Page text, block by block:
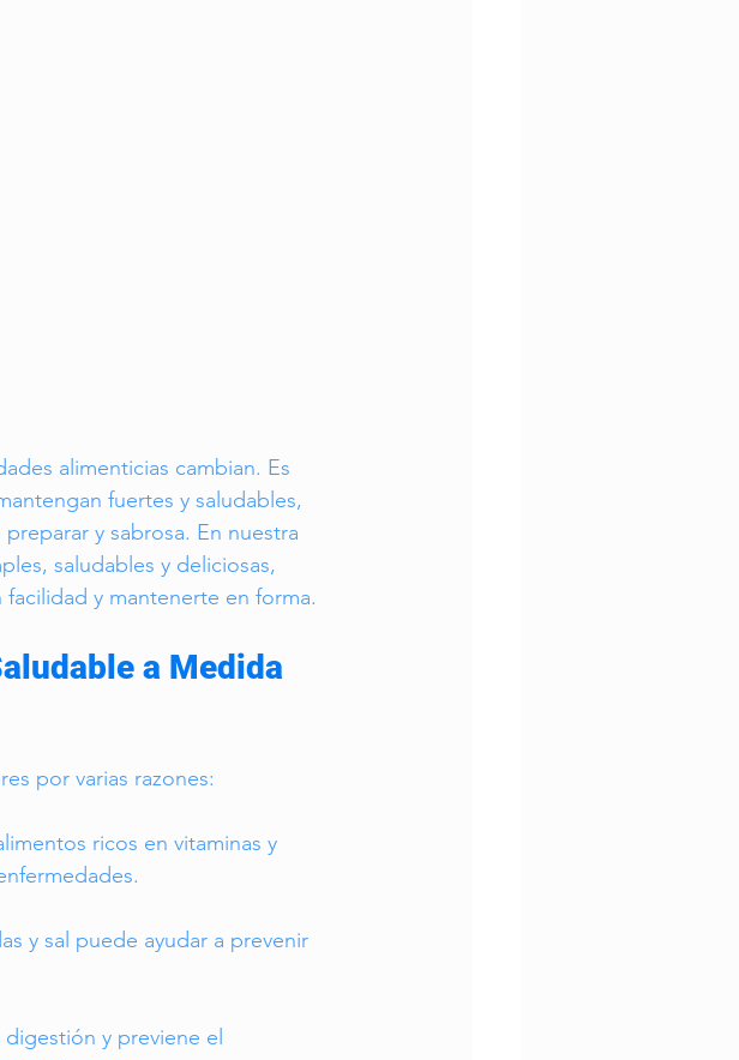
alimenticias cambian. Es
fuertes y saludables,
y sabrosa. En nuestra
saludables y deliciosas,
y mantenerte en forma.
a Medida
por varias razones:
ricos en vitaminas y
y sal puede ayudar a prevenir
y previene el